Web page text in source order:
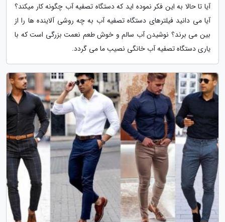
آیا تا حالا به این فکر نموده اید که دستگاه تصفیه آب چگونه کار میکند؟
آیا می دانید فیلترهای دستگاه تصفیه آب به چه روشی آلاینده ها را از
بین می برند؟ نوشیدن آب سالم و خوش طعم نعمت بزرگی است که با
یاری دستگاه تصفیه آب خانگی نصیب ما می گردد.